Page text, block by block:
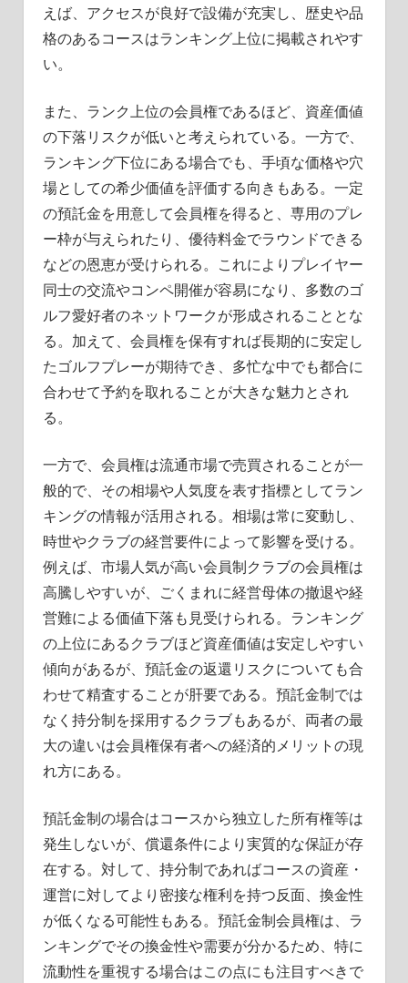
えば、アクセスが良好で設備が充実し、歴史や品
格のあるコースはランキング上位に掲載されやす
い。
また、ランク上位の会員権であるほど、資産価値
の下落リスクが低いと考えられている。一方で、
ランキング下位にある場合でも、手頃な価格や穴
場としての希少価値を評価する向きもある。一定
の預託金を用意して会員権を得ると、専用のプレ
ー枠が与えられたり、優待料金でラウンドできる
などの恩恵が受けられる。これによりプレイヤー
同士の交流やコンペ開催が容易になり、多数のゴ
ルフ愛好者のネットワークが形成されることとな
る。加えて、会員権を保有すれば長期的に安定し
たゴルフプレーが期待でき、多忙な中でも都合に
合わせて予約を取れることが大きな魅力とされ
る。
一方で、会員権は流通市場で売買されることが一
般的で、その相場や人気度を表す指標としてラン
キングの情報が活用される。相場は常に変動し、
時世やクラブの経営要件によって影響を受ける。
例えば、市場人気が高い会員制クラブの会員権は
高騰しやすいが、ごくまれに経営母体の撤退や経
営難による価値下落も見受けられる。ランキング
の上位にあるクラブほど資産価値は安定しやすい
傾向があるが、預託金の返還リスクについても合
わせて精査することが肝要である。預託金制では
なく持分制を採用するクラブもあるが、両者の最
大の違いは会員権保有者への経済的メリットの現
れ方にある。
預託金制の場合はコースから独立した所有権等は
発生しないが、償還条件により実質的な保証が存
在する。対して、持分制であればコースの資産・
運営に対してより密接な権利を持つ反面、換金性
が低くなる可能性もある。預託金制会員権は、ラ
ンキングでその換金性や需要が分かるため、特に
流動性を重視する場合はこの点にも注目すべきで